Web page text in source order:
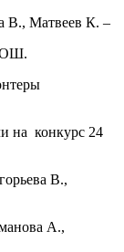
В., Матвеев К. –
конкурс 24
В.,
А.,